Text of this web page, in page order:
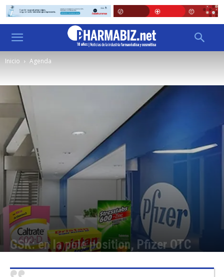
Inicio Agenda
GSK: en la pole position, Pfizer OTC